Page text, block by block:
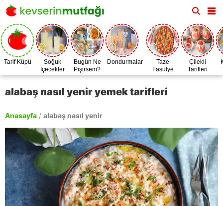
Tarif Küpü
Soğuk
İçecekler
Bugün Ne
Pişirsem?
Dondurmalar
Taze
Fasulye
Zamanı
Çilekli
Tarifleri
alabaş nasıl yenir yemek tarifleri
Anasayfa / alabaş nasıl yenir